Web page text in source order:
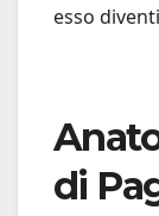
esso
di